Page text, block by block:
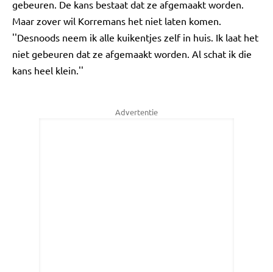
gebeuren. De kans bestaat dat ze afgemaakt worden.
Maar zover wil Korremans het niet laten komen.
''Desnoods neem ik alle kuikentjes zelf in huis. Ik laat het
niet gebeuren dat ze afgemaakt worden. Al schat ik die
kans heel klein.''
Advertentie